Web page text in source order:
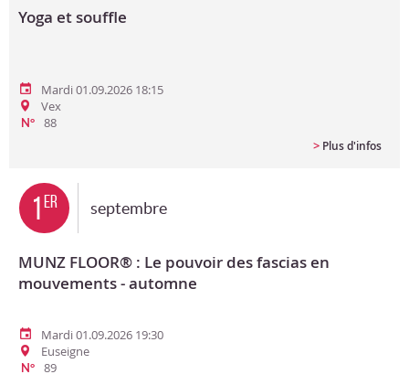
Yoga et souffle
Mardi 01.09.2026 18:15
Vex
N°
88
> Plus d'infos
1er septembre
MUNZ FLOOR® : Le pouvoir des fascias en
mouvements - automne
Mardi 01.09.2026 19:30
Euseigne
N° 89